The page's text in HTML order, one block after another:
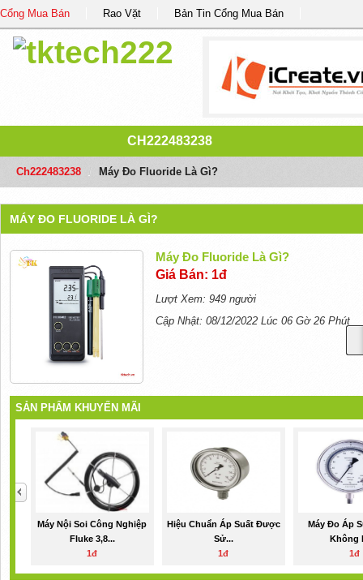
Cổng Mua Bán Rao Vặt Bản Tin Cổng Mua Bán
CH222483238
Ch222483238 Máy Đo Fluoride Là Gì?
MÁY ĐO FLUORIDE LÀ GÌ?
Máy Đo Fluoride Là Gì?
Giá Bán: 1đ
Lượt Xem: 949 người
Cập Nhật: 08/12/2022 Lúc 06 Gờ 26 Phút
SẢN PHẨM KHUYẾN MÃI
Máy Nội Soi Công Nghiệp
Fluke 3,8...
1đ
Hiệu Chuẩn Áp Suất Được
Sử...
1đ
Máy Đo Áp
Không
1đ